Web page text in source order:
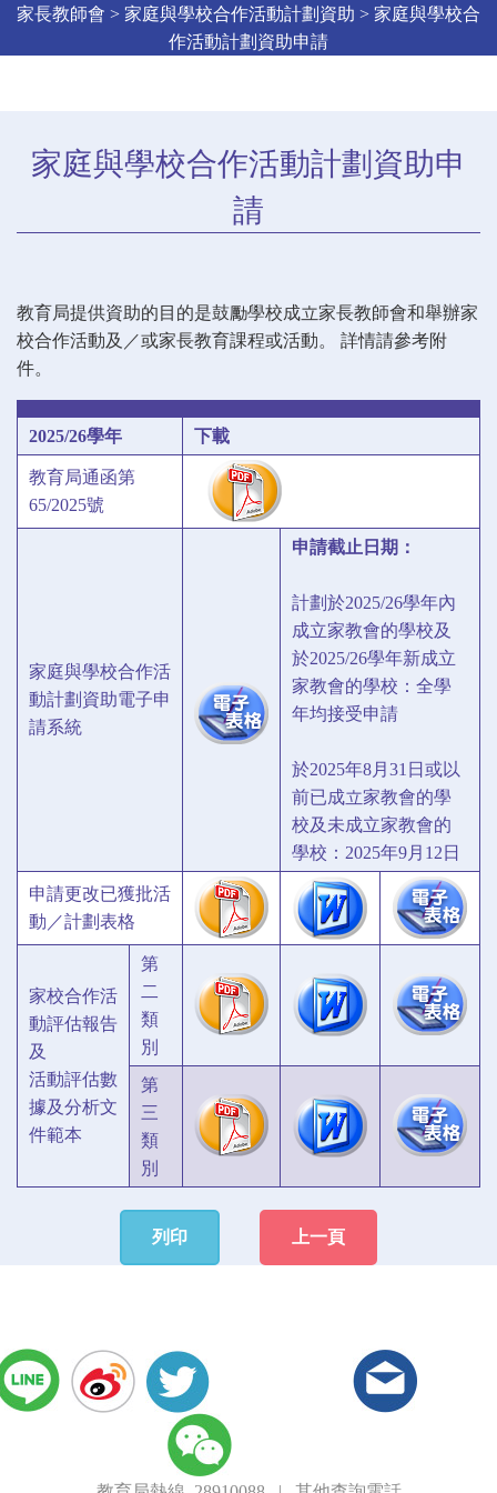
家長教師會 > 家庭與學校合作活動計劃資助 > 家庭與學校合
作活動計劃資助申請
家庭與學校合作活動計劃資助申
請
教育局提供資助的目的是鼓勵學校成立家長教師會和舉辦家
校合作活動及／或家長教育課程或活動。 詳情請參考附
件。
2025/26學年 下載
教育局通函第
65/2025號
家庭與學校合作活
動計劃資助電子申
請系統
申請截止日期：
計劃於2025/26學年內
成立家教會的學校及
於2025/26學年新成立
家教會的學校：全學
年均接受申請
於2025年8月31日或以
前已成立家教會的學
校及未成立家教會的
學校：2025年9月12日
申請更改已獲批活
動／計劃表格
家校合作活
動評估報告
及
活動評估數
據及分析文
件範本
第
二
類
別
第
三
類
別
列印 上一頁